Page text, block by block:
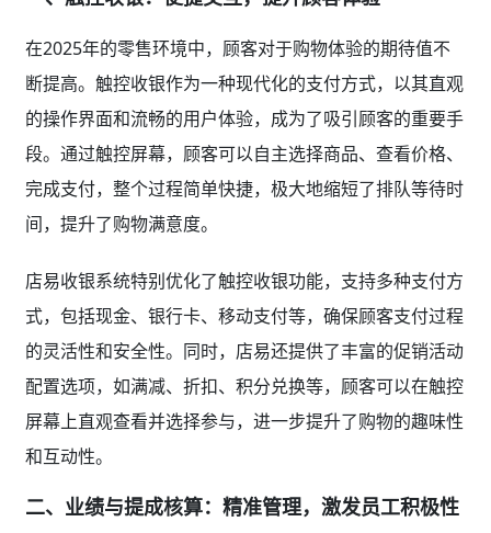
在2025年的零售环境中，顾客对于购物体验的期待值不
断提高。触控收银作为一种现代化的支付方式，以其直观
的操作界面和流畅的用户体验，成为了吸引顾客的重要手
段。通过触控屏幕，顾客可以自主选择商品、查看价格、
完成支付，整个过程简单快捷，极大地缩短了排队等待时
间，提升了购物满意度。
店易收银系统特别优化了触控收银功能，支持多种支付方
式，包括现金、银行卡、移动支付等，确保顾客支付过程
的灵活性和安全性。同时，店易还提供了丰富的促销活动
配置选项，如满减、折扣、积分兑换等，顾客可以在触控
屏幕上直观查看并选择参与，进一步提升了购物的趣味性
和互动性。
二、业绩与提成核算：精准管理，激发员工积极性